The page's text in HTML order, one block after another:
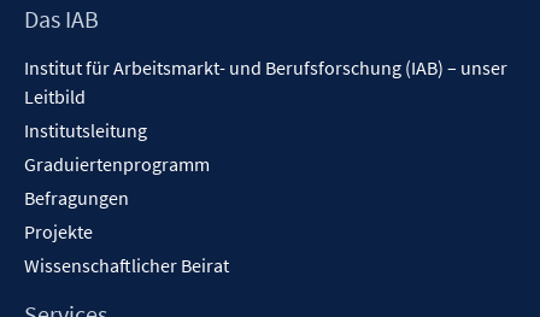
Footer
Das IAB
Institut für Arbeitsmarkt- und Berufsforschung (IAB) – unser
Leitbild
Institutsleitung
Graduiertenprogramm
Befragungen
Projekte
Wissenschaftlicher Beirat